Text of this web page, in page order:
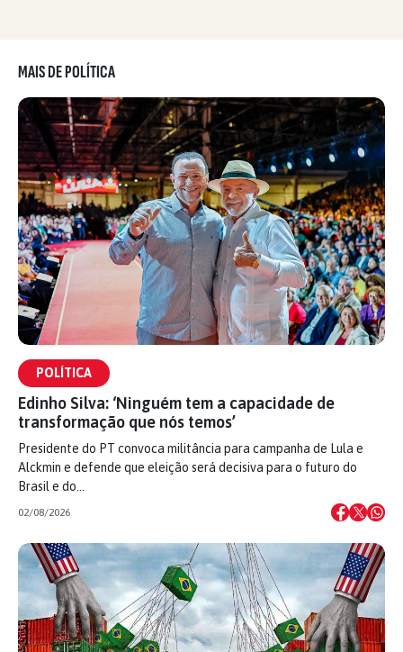
MAIS DE POLÍTICA
POLÍTICA
Edinho Silva: ‘Ninguém tem a capacidade de
transformação que nós temos’
Presidente do PT convoca militância para campanha de Lula e
Alckmin e defende que eleição será decisiva para o futuro do
Brasil e do…
02/08/2026